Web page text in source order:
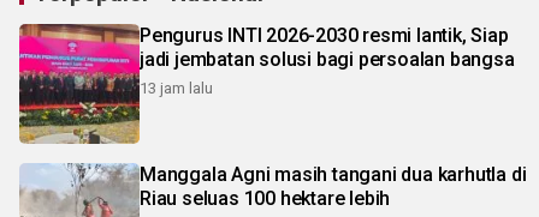
Pengurus INTI 2026-2030 resmi lantik, Siap
jadi jembatan solusi bagi persoalan bangsa
13 jam lalu
Manggala Agni masih tangani dua karhutla di
Riau seluas 100 hektare lebih